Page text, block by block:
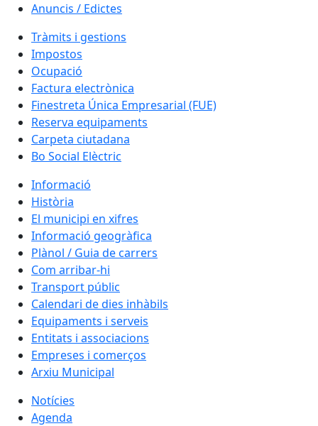
Anuncis / Edictes
Tràmits i gestions
Impostos
Ocupació
Factura electrònica
Finestreta Única Empresarial (FUE)
Reserva equipaments
Carpeta ciutadana
Bo Social Elèctric
Informació
Història
El municipi en xifres
Informació geogràfica
Plànol / Guia de carrers
Com arribar-hi
Transport públic
Calendari de dies inhàbils
Equipaments i serveis
Entitats i associacions
Empreses i comerços
Arxiu Municipal
Notícies
Agenda